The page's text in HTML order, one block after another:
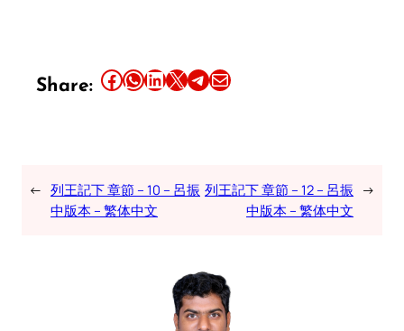
Share: Share this article on Facebook Share this article on WhatsApp Share this article on LinkedIn Share this article on X Share this article on TelegramEmail this Article
← 列王記下 章節 – 10 – 呂振
中版本 – 繁体中文
列王記下 章節 – 12 – 呂振
中版本 – 繁体中文
→